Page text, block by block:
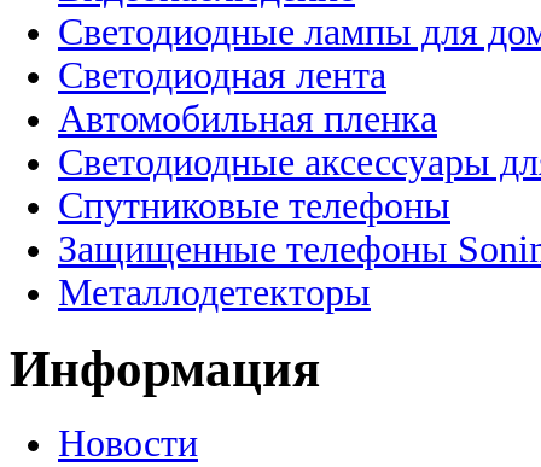
Светодиодные лампы для
Светодиодная лента
Автомобильная пленка
Светодиодные аксессуары
Спутниковые телефоны
Защищенные телефоны
Металлодетекторы
Информация
Новости